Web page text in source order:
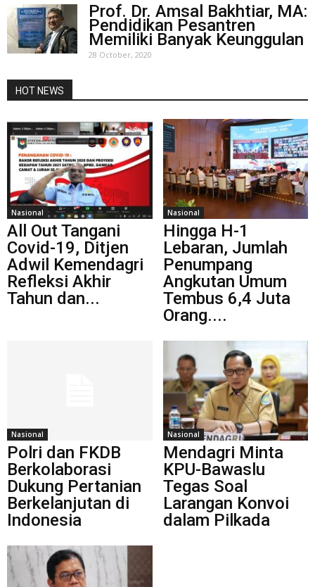
Prof. Dr. Amsal Bakhtiar, MA:
Pendidikan Pesantren
Memiliki Banyak Keunggulan
28 October, 2020
HOT NEWS
Nasional
All Out Tangani
Covid-19, Ditjen
Adwil Kemendagri
Refleksi Akhir
Tahun dan...
Nasional
Hingga H-1
Lebaran, Jumlah
Penumpang
Angkutan Umum
Tembus 6,4 Juta
Orang....
Nasional
Polri dan FKDB
Berkolaborasi
Dukung Pertanian
Berkelanjutan di
Indonesia
Nasional
Mendagri Minta
KPU-Bawaslu
Tegas Soal
Larangan Konvoi
dalam Pilkada